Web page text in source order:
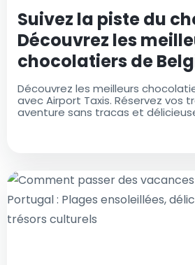
Suivez la piste du
Découvrez les
chocolatiers de
Découvrez les meilleurs
avec Airport Taxis. Réservez vos
aventure sans tracas et